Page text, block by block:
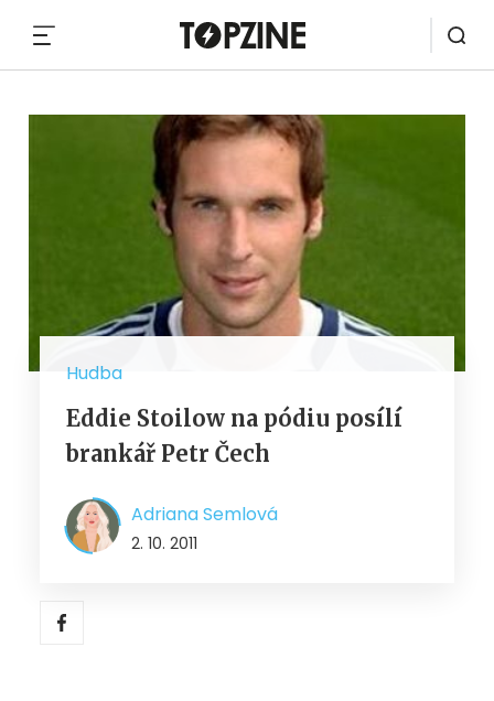
Hudba
Eddie Stoilow na pódiu posílí
brankář Petr Čech
Adriana Semlová
2. 10. 2011